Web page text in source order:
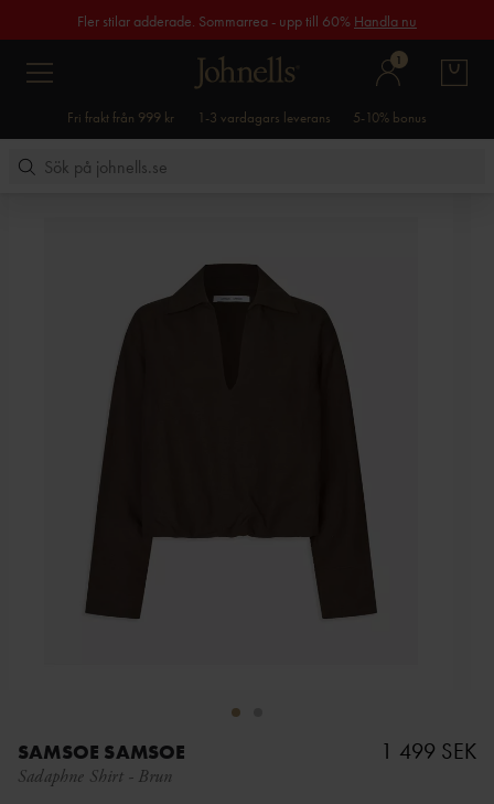
Fler stilar adderade. Sommarrea - upp till 60% Handla nu
1
Fri frakt från 999 kr 1-3 vardagars leverans 5-10% bonus
SAMSOE SAMSOE
Sadaphne Shirt - Brun
1 499 SEK